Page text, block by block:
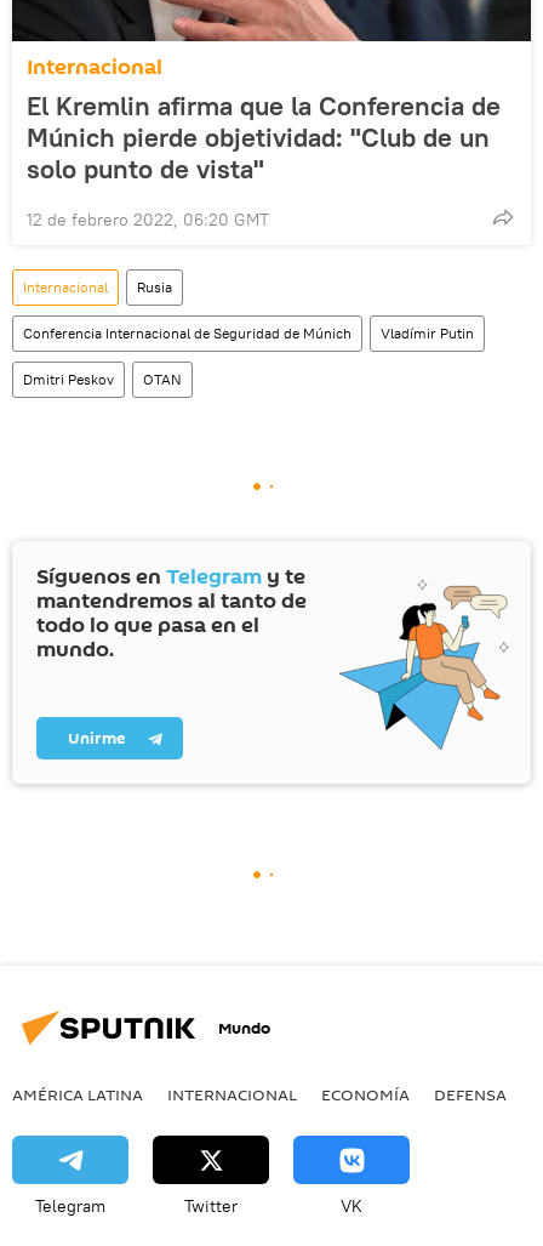
Internacional
El Kremlin afirma que la Conferencia de
Múnich pierde objetividad: "Club de un
solo punto de vista"
12 de febrero 2022, 06:20 GMT
Internacional Rusia
Conferencia Internacional de Seguridad de Múnich Vladímir Putin
Dmitri Peskov OTAN
Síguenos en Telegram y te
mantendremos al tanto de
todo lo que pasa en el
mundo.
Unirme
Mundo
AMÉRICA LATINA INTERNACIONAL ECONOMÍA DEFENSA
Telegram Twitter VK